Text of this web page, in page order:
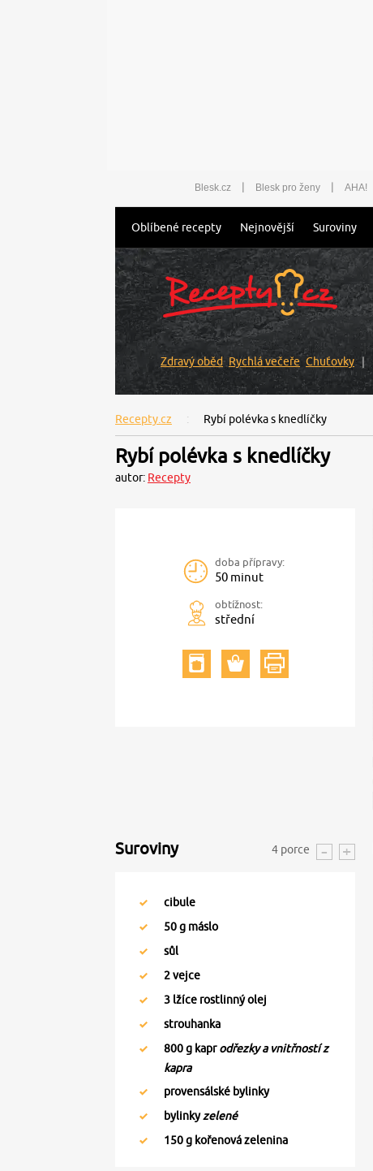
Blesk.cz | Blesk pro ženy | AHA!
Oblíbené recepty Nejnovější Suroviny
Zdravý oběd Rychlá večeře Chuťovky
Recepty.cz Rybí polévka s knedlíčky
Rybí polévka s knedlíčky
autor: Recepty
doba přípravy:
50 minut
obtížnost:
střední
Suroviny 4 porce
cibule
50g máslo
sůl
2vejce
3 lžíce rostlinný olej
strouhanka
800g kaprodřezky a vnitřností z
kapra
provensálské bylinky
bylinkyzelené
150g kořenová zelenina